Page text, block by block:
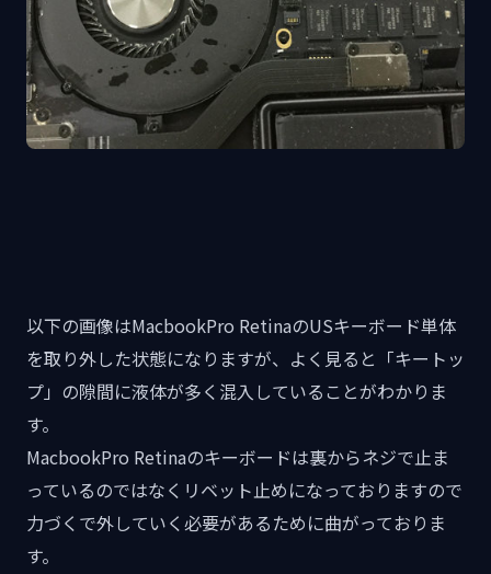
以下の画像はMacbookPro RetinaのUSキーボード単体
を取り外した状態になりますが、よく見ると「キートッ
プ」の隙間に液体が多く混入していることがわかりま
す。
MacbookPro Retinaのキーボードは裏からネジで止ま
っているのではなくリベット止めになっておりますので
力づくで外していく必要があるために曲がっておりま
す。